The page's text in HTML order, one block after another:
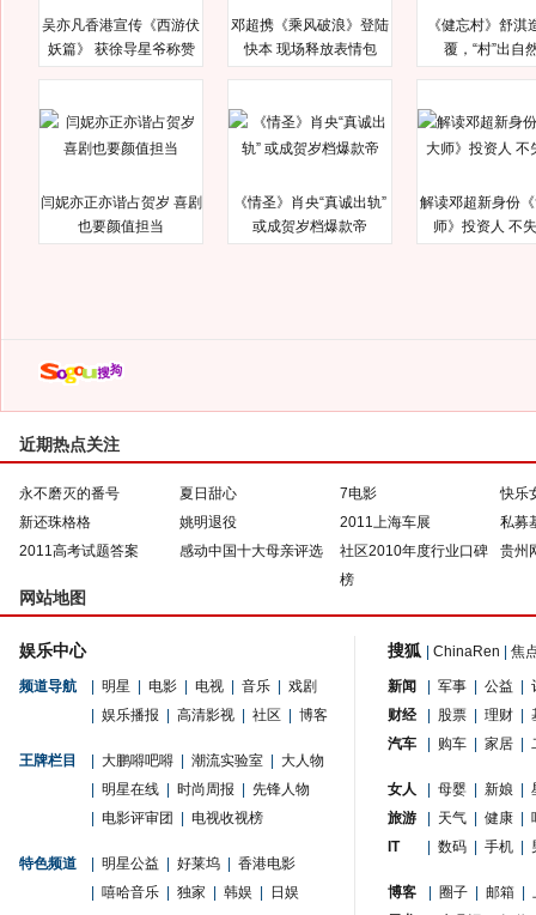
吴亦凡香港宣传《西游伏
妖篇》 获徐导星爷称赞
邓超携《乘风破浪》登陆
快本 现场释放表情包
《健忘村》舒淇
覆，“村”出自
闫妮亦正亦谐占贺岁 喜剧
也要颜值担当
《情圣》肖央“真诚出轨”
或成贺岁档爆款帝
解读邓超新身份
师》投资人 不
近期热点关注
永不磨灭的番号 夏日甜心 7电影
快乐
新还珠格格
姚明退役 2011上海车展
私募
2011高考试题答案
感动中国十大母亲评选
社区2010年度行业口碑
榜
贵州
网站地图
娱乐中心
频道导航 明星 电影 电视 音乐
戏剧
娱乐播报 高清影视 社区 博客
王牌栏目 大鹏嘚吧嘚 潮流实验室
大人物
明星在线 时尚周报
先锋人物
电影评审团 电视收视榜
特色频道 明星公益 好莱坞
香港电影
嘻哈音乐 独家 韩娱 日娱
搜狐 ChinaRen 焦
新闻 军事 公益
财经
股票 理财
汽车
购车 家居
女人 母婴 新娘
旅游
天气 健康
IT
数码 手机
博客 圈子 邮箱